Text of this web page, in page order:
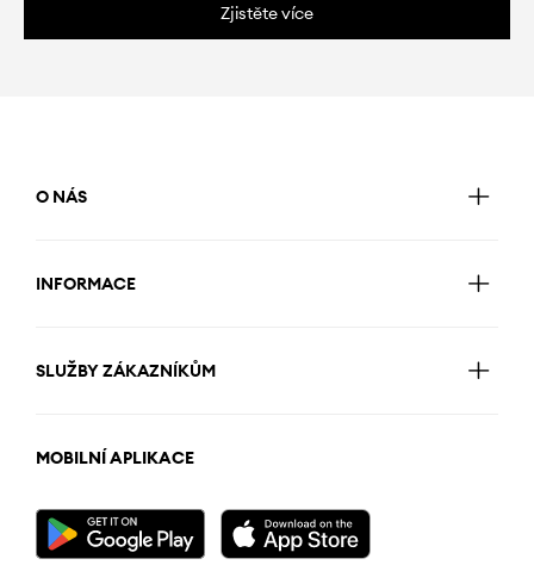
Zjistěte více
O NÁS
INFORMACE
SLUŽBY ZÁKAZNÍKŮM
MOBILNÍ APLIKACE